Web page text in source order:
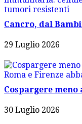
Cancro, dal
29 Luglio 2026
Cospargere
30 Luglio 2026